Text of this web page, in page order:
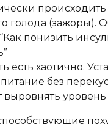
происходить
голода (зажоры).
“Как понизить
есть хаотично.
без
выровнять